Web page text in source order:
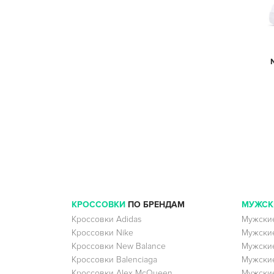
КРОССОВКИ ПО БРЕНДАМ
Кроссовки Adidas
Кроссовки Nike
Кроссовки New Balance
Кроссовки Balenciaga